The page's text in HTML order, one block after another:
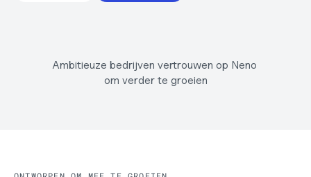
Starten
Ambitieuze bedrijven vertrouwen op Neno
om verder te groeien